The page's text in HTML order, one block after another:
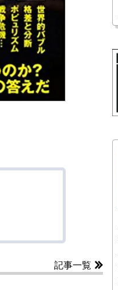
記事一覧